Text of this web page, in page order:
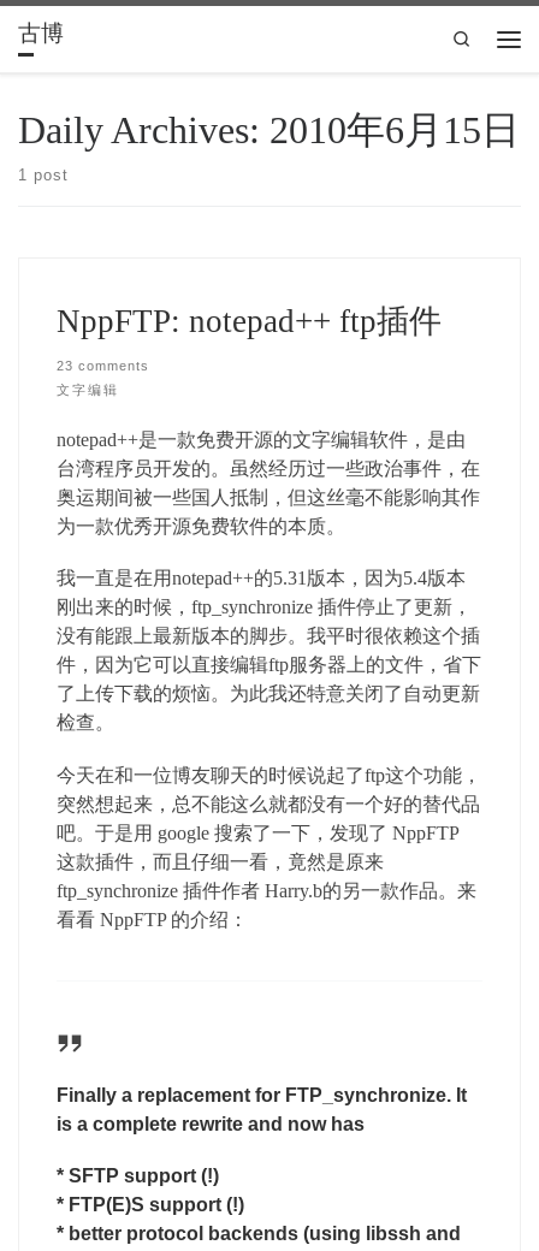
Skip to content
古博
Search
Daily Archives: 2010年6月15日
1 post
NppFTP: notepad++ ftp插件
23 comments
文字编辑
notepad++是一款免费开源的文字编辑软件，是由
台湾程序员开发的。虽然经历过一些政治事件，在
奥运期间被一些国人抵制，但这丝毫不能影响其作
为一款优秀开源免费软件的本质。
我一直是在用notepad++的5.31版本，因为5.4版本
刚出来的时候，ftp_synchronize 插件停止了更新，
没有能跟上最新版本的脚步。我平时很依赖这个插
件，因为它可以直接编辑ftp服务器上的文件，省下
了上传下载的烦恼。为此我还特意关闭了自动更新
检查。
今天在和一位博友聊天的时候说起了ftp这个功能，
突然想起来，总不能这么就都没有一个好的替代品
吧。于是用 google 搜索了一下，发现了 NppFTP
这款插件，而且仔细一看，竟然是原来
ftp_synchronize 插件作者 Harry.b的另一款作品。来
看看 NppFTP 的介绍：
Finally a replacement for FTP_synchronize. It
is a complete rewrite and now has
* SFTP support (!)
* FTP(E)S support (!)
* better protocol backends (using libssh and